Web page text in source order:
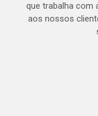
que trabalha com
aos nossos